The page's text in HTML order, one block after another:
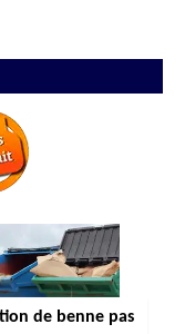
de benne pas